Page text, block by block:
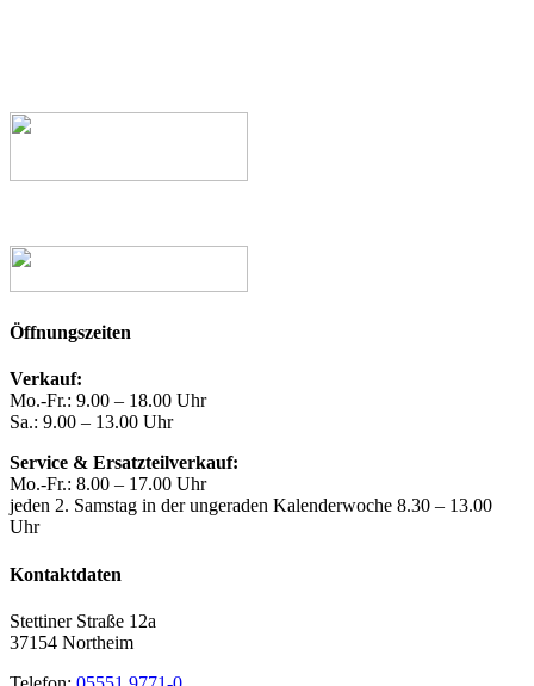
Öffnungszeiten
Verkauf:
Mo.-Fr.: 9.00 – 18.00 Uhr
Sa.: 9.00 – 13.00 Uhr
Service & Ersatzteilverkauf:
Mo.-Fr.: 8.00 – 17.00 Uhr
jeden 2. Samstag in der ungeraden Kalenderwoche 8.30 – 13.00
Uhr
Kontaktdaten
Stettiner Straße 12a
37154 Northeim